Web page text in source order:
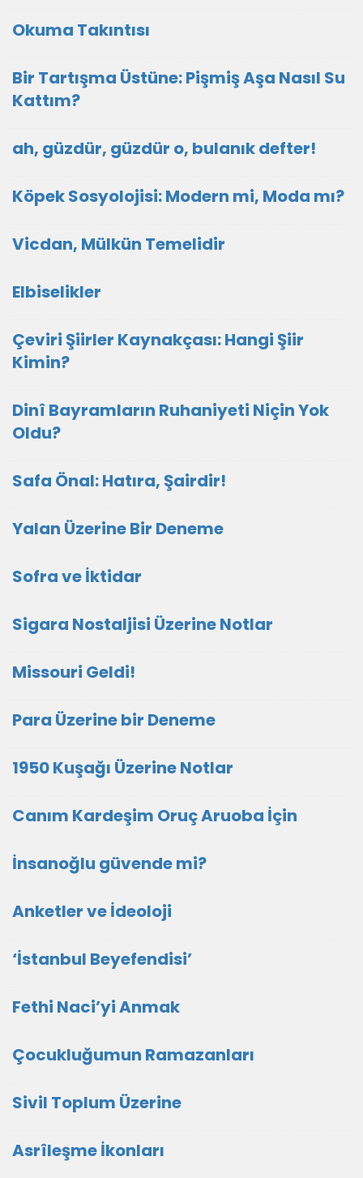
Okuma Takıntısı
Bir Tartışma Üstüne: Pişmiş Aşa Nasıl Su
Kattım?
ah, güzdür, güzdür o, bulanık defter!
Köpek Sosyolojisi: Modern mi, Moda mı?
Vicdan, Mülkün Temelidir
Elbiselikler
Çeviri Şiirler Kaynakçası: Hangi Şiir
Kimin?
Dinî Bayramların Ruhaniyeti Niçin Yok
Oldu?
Safa Önal: Hatıra, Şairdir!
Yalan Üzerine Bir Deneme
Sofra ve İktidar
Sigara Nostaljisi Üzerine Notlar
Missouri Geldi!
Para Üzerine bir Deneme
1950 Kuşağı Üzerine Notlar
Canım Kardeşim Oruç Aruoba İçin
İnsanoğlu güvende mi?
Anketler ve İdeoloji
‘İstanbul Beyefendisi’
Fethi Naci’yi Anmak
Çocukluğumun Ramazanları
Sivil Toplum Üzerine
Asrîleşme İkonları